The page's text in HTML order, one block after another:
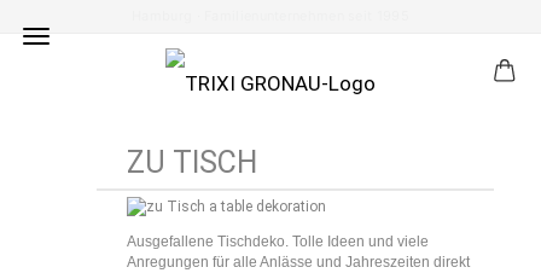
ZU TISCH
Ausgefallene Tischdeko. Tolle Ideen und viele
Anregungen für alle Anlässe und Jahreszeiten direkt